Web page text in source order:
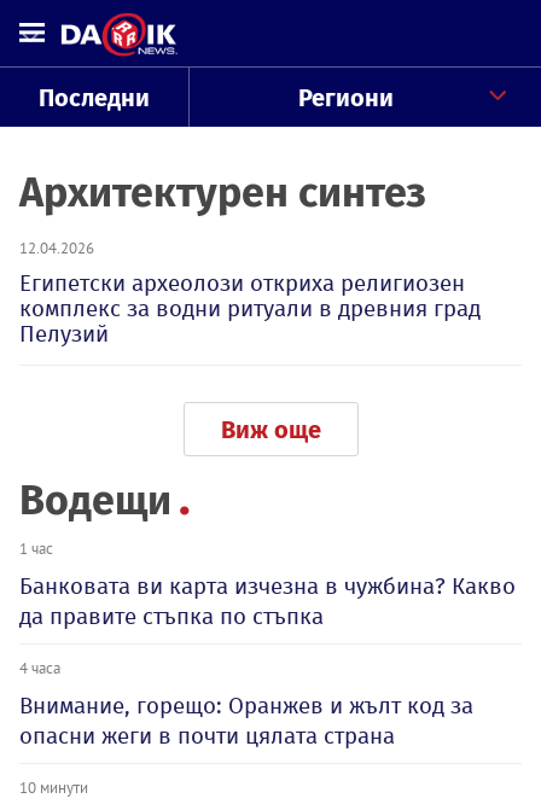
Последни Региони
Архитектурен синтез
12.04.2026
Египетски археолози откриха религиозен
комплекс за водни ритуали в древния град
Пелузий
Виж още
Водещи
1 час
Банковата ви карта изчезна в чужбина? Какво
да правите стъпка по стъпка
4 часа
Внимание, горещо: Оранжев и жълт код за
опасни жеги в почти цялата страна
10 минути